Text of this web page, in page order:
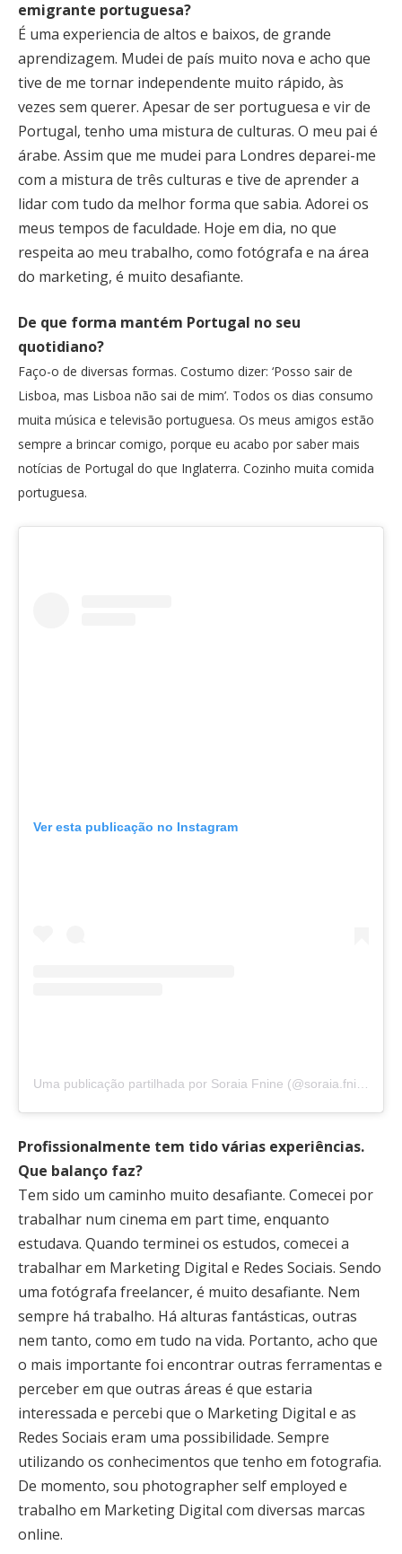
emigrante portuguesa?
É uma experiencia de altos e baixos, de grande
aprendizagem. Mudei de país muito nova e acho que
tive de me tornar independente muito rápido, às
vezes sem querer. Apesar de ser portuguesa e vir de
Portugal, tenho uma mistura de culturas. O meu pai é
árabe. Assim que me mudei para Londres deparei-me
com a mistura de três culturas e tive de aprender a
lidar com tudo da melhor forma que sabia. Adorei os
meus tempos de faculdade. Hoje em dia, no que
respeita ao meu trabalho, como fotógrafa e na área
do marketing, é muito desafiante.
De que forma mantém Portugal no seu
quotidiano?
Faço-o de diversas formas. Costumo dizer: ‘Posso sair de
Lisboa, mas Lisboa não sai de mim’. Todos os dias consumo
muita música e televisão portuguesa. Os meus amigos estão
sempre a brincar comigo, porque eu acabo por saber mais
notícias de Portugal do que Inglaterra. Cozinho muita comida
portuguesa.
Ver esta publicação no Instagram
Profissionalmente tem tido várias experiências.
Que balanço faz?
Tem sido um caminho muito desafiante. Comecei por
trabalhar num cinema em part time, enquanto
estudava. Quando terminei os estudos, comecei a
trabalhar em Marketing Digital e Redes Sociais. Sendo
uma fotógrafa freelancer, é muito desafiante. Nem
sempre há trabalho. Há alturas fantásticas, outras
nem tanto, como em tudo na vida. Portanto, acho que
o mais importante foi encontrar outras ferramentas e
perceber em que outras áreas é que estaria
interessada e percebi que o Marketing Digital e as
Redes Sociais eram uma possibilidade. Sempre
utilizando os conhecimentos que tenho em fotografia.
De momento, sou photographer self employed e
trabalho em Marketing Digital com diversas marcas
online.